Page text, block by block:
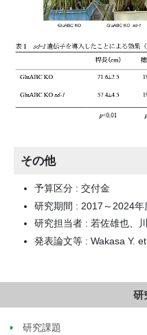
その他
予算区分 : 交付金
研究期間 : 2017～2024年
研究担当者 : 若佐雄也、
発表論文等 : Wakasa Y.
研
研究課題